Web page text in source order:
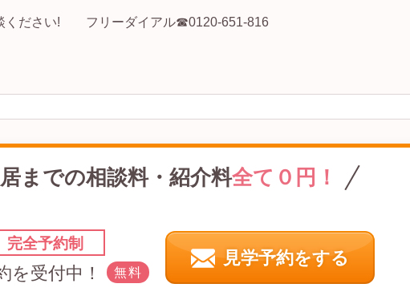
ください! フリーダイアル☎0120-651-816
までの相談料・紹介料全て０円！
完全予約制
を受付中！ 無料
見学予約をする